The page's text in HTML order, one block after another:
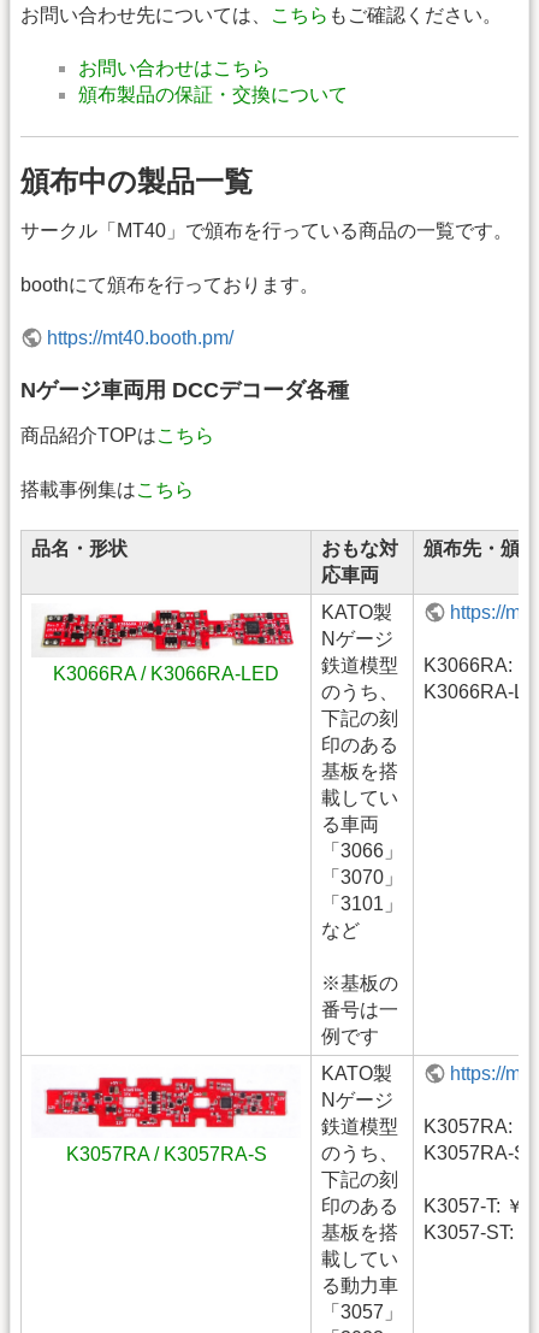
お問い合わせ先については、 こちら もご確認ください。
お問い合わせはこちら
頒布製品の保証・交換について
頒布中の製品一覧
サークル「MT40」で頒布を行っている商品の一覧です。
boothにて頒布を行っております。
https://mt40.booth.pm/
Nゲージ車両用 DCCデコーダ各種
商品紹介TOPはこちら
搭載事例集はこちら
品名・形状
おもな対
応車両
頒布先・頒
K3066RA / K3066RA-LED
KATO製
Nゲージ
鉄道模型
のうち、
下記の刻
印のある
基板を搭
載してい
る車両
「3066」
「3070」
「3101」
など
※基板の
番号は一
例です
https://
K3066RA:
K3066RA-
K3057RA / K3057RA-S
KATO製
Nゲージ
鉄道模型
のうち、
下記の刻
印のある
基板を搭
載してい
る動力車
「3057」
https://
K3057RA:
K3057RA-S:
K3057-T: ￥
K3057-ST: